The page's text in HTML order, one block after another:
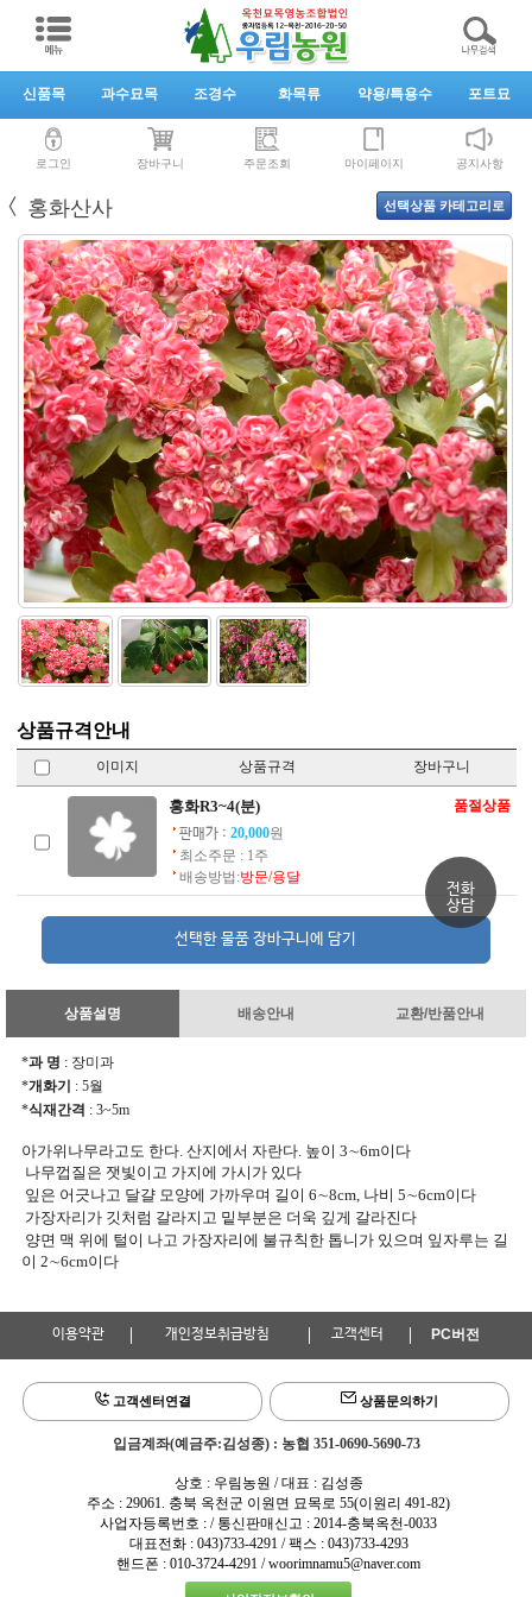
신품목 과수묘목 조경수 화목류 약용/특용수 포트묘
로그인 장바구니 주문조회 마이페이지 공지사항
전화
상담
〈 홍화산사
상품규격안내
이미지 상품규격 장바구니
홍화R3~4(분)
판매가 : 20,000원
최소주문 : 1주
배송방법:방문/용달
품절상품
상품설명 배송안내 교환/반품안내
*과 명 : 장미과
*개화기
: 5월
*식재간격 : 3~5m
아가위나무라고도 한다. 산지에서 자란다. 높이 3∼6m이다
나무껍질은 잿빛이고 가지에 가시가 있다
잎은 어긋나고 달걀 모양에 가까우며 길이 6∼8cm, 나비 5∼6cm이다
가장자리가 깃처럼 갈라지고 밑부분은 더욱 깊게 갈라진다
양면 맥 위에 털이 나고 가장자리에 불규칙한 톱니가 있으며 잎자루는 길
이 2∼6cm이다
이용약관 개인정보취급방침 고객센터 PC버전
고객센터연결 상품문의하기
입금계좌(예금주:김성종) : 농협 351-0690-5690-73
상호 : 우림농원 / 대표 : 김성종
주소 : 29061. 충북 옥천군 이원면 묘목로 55(이원리 491-82)
사업자등록번호 : / 통신판매신고 : 2014-충북옥천-0033
대표전화 : 043)733-4291 / 팩스 : 043)733-4293
핸드폰 : 010-3724-4291 / woorimnamu5@naver.com